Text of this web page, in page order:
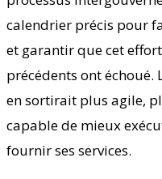
calendrier précis pour
et garantir que cet
précédents ont échoué.
en sortirait plus agile,
capable de mieux
fournir ses services.